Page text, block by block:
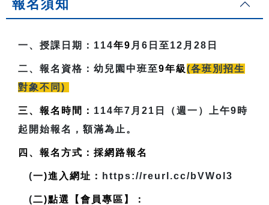
報名須知
一、授課日期： 114年9 月6日至12月28日
二、報名資格： 幼兒園中班至9年級(各班別招生
對象不同)
三、報名時間： 114年7月21日（週一）上午9時
起開始報名，額滿為止。
四、報名方式：採網路報名
(一)進入網址： https://reurl.cc/bVWol3
(二)點選【會員專區】：